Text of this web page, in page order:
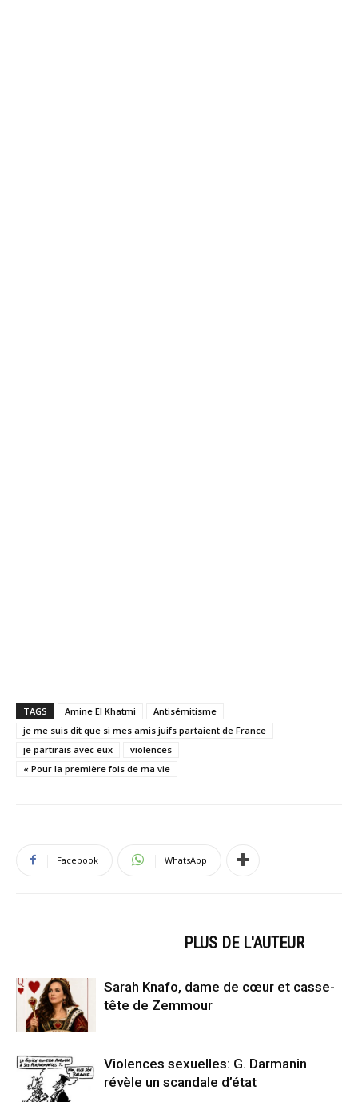
TAGS Amine El Khatmi
Antisémitisme
je me suis dit que si mes amis juifs partaient de France
je partirais avec eux
violences
« Pour la première fois de ma vie
Facebook WhatsApp
PLUS DE L'AUTEUR
Sarah Knafo, dame de cœur et casse-
tête de Zemmour
Violences sexuelles: G. Darmanin
révèle un scandale d’état